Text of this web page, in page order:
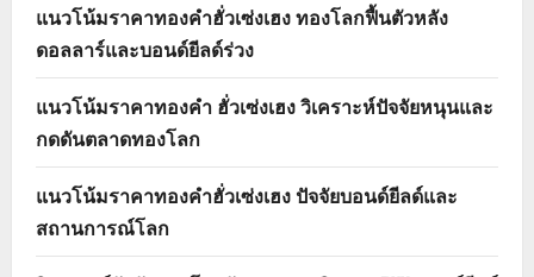
แนวโน้มราคาทองคำฮั่วเซ่งเฮง ทองโลกฟื้นตัวหลัง
ดอลลาร์และบอนด์ยีลด์ร่วง
แนวโน้มราคาทองคำ ฮั่วเซ่งเฮง วิเคราะห์ปัจจัยหนุนและ
กดดันตลาดทองโลก
แนวโน้มราคาทองคำฮั่วเซ่งเฮง ปัจจัยบอนด์ยีลด์และ
สถานการณ์โลก